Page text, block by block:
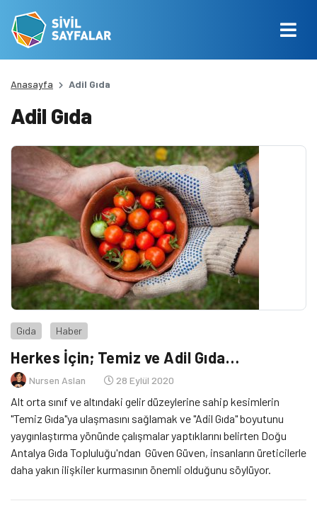
Anasayfa Adil Gıda
Adil Gıda
Gıda Haber
Herkes İçin; Temiz ve Adil Gıda…
Nursen Aslan 28 Eylül 2020
Alt orta sınıf ve altındaki gelir düzeylerine sahip kesimlerin
"Temiz Gıda"ya ulaşmasını sağlamak ve "Adil Gıda" boyutunu
yaygınlaştırma yönünde çalışmalar yaptıklarını belirten Doğu
Antalya Gıda Topluluğu'ndan Güven Güven, insanların üreticilerle
daha yakın ilişkiler kurmasının önemli olduğunu söylüyor.